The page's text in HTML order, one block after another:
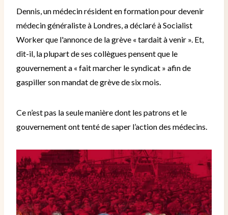
Dennis, un médecin résident en formation pour devenir
médecin généraliste à Londres, a déclaré à Socialist
Worker que l'annonce de la grève « tardait à venir ». Et,
dit-il, la plupart de ses collègues pensent que le
gouvernement a « fait marcher le syndicat » afin de
gaspiller son mandat de grève de six mois.
Ce n’est pas la seule manière dont les patrons et le
gouvernement ont tenté de saper l’action des médecins.